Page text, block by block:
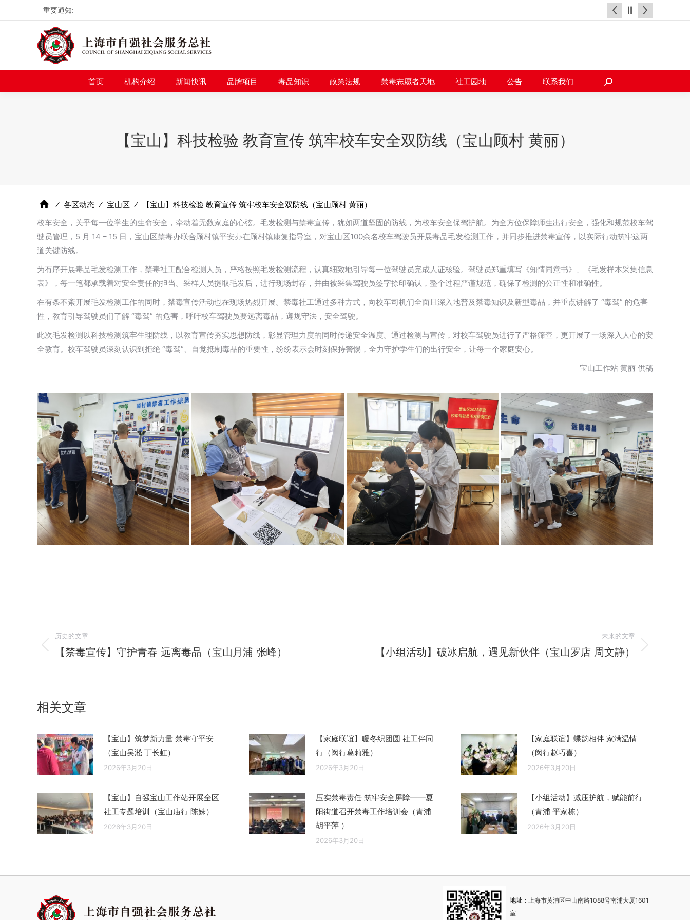
重要通知:
首页 机构介绍 新闻快讯 品牌项目 毒品知识 政策法规 禁毒志愿者天地 社工园地 公告 联系我们
搜
【宝山】科技检验 教育宣传 筑牢校车安全双防线（宝山顾村 黄丽）
⁄ 各区动态 ⁄ 宝山区 ⁄
【宝山】科技检验 教育宣传 筑牢校车安全双防线（宝山顾村 黄丽）
校车安全，关乎每一位学生的生命安全，牵动着无数家庭的心弦。毛发检测与禁毒宣传，犹如两道坚固的防线，为校车安全保驾护航。为全方位保障师生出行安全，强化和规范校车驾
驶员管理，5 月 14 – 15 日，宝山区禁毒办联合顾村镇平安办在顾村镇康复指导室，对宝山区100余名校车驾驶员开展毒品毛发检测工作，并同步推进禁毒宣传，以实际行动筑牢这两
道关键防线。
为有序开展毒品毛发检测工作，禁毒社工配合检测人员，严格按照毛发检测流程，认真细致地引导每一位驾驶员完成人证核验。驾驶员郑重填写《知情同意书》、《毛发样本采集信息
表》，每一笔都承载着对安全责任的担当。采样人员提取毛发后，进行现场封存，并由被采集驾驶员签字捺印确认，整个过程严谨规范，确保了检测的公正性和准确性。
在有条不紊开展毛发检测工作的同时，禁毒宣传活动也在现场热烈开展。禁毒社工通过多种方式，向校车司机们全面且深入地普及禁毒知识及新型毒品，并重点讲解了 “毒驾” 的危害
性，教育引导驾驶员们了解 “毒驾” 的危害，呼吁校车驾驶员要远离毒品，遵规守法，安全驾驶。
此次毛发检测以科技检测筑牢生理防线，以教育宣传夯实思想防线，彰显管理力度的同时传递安全温度。通过检测与宣传，对校车驾驶员进行了严格筛查，更开展了一场深入人心的安
全教育。校车驾驶员深刻认识到拒绝 “毒驾”、自觉抵制毒品的重要性，纷纷表示会时刻保持警惕，全力守护学生们的出行安全，让每一个家庭安心。
宝山工作站 黄丽 供稿
章
导
航
历史的文章
历
章：
【禁毒宣传】守护青春 远离毒品（宝山月浦 张峰）
未来的文章
【小组活动】破冰启航，遇见新伙伴（宝山罗店 周文静）
相关文章
【宝山】筑梦新力量 禁毒守平安
（宝山吴淞 丁长虹）
2026年3月20日
【家庭联谊】暖冬织团圆 社工伴同
行（闵行葛莉雅）
2026年3月20日
【家庭联谊】蝶韵相伴 家满温情
（闵行赵巧喜）
2026年3月20日
【宝山】自强宝山工作站开展全区
社工专题培训（宝山庙行 陈姝）
2026年3月20日
压实禁毒责任 筑牢安全屏障——夏
阳街道召开禁毒工作培训会（青浦
胡平萍 ）
2026年3月20日
【小组活动】减压护航，赋能前行
（青浦 平家栋）
2026年3月20日
地址：上海市黄浦区中山南路1088号南浦大厦1601
室
首页 机构介绍 新闻快讯 品牌项目 毒品知识 政策法规 禁毒志愿者天地 社工园地 公告 联系我们
搜